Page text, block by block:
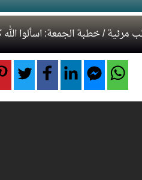
مرئية/ خطبة الجمعة: اسألوا